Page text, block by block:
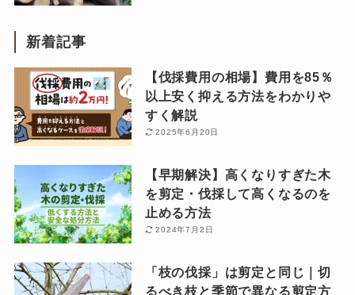
新着記事
【伐採費用の相場】費用を85％
以上安く抑える方法をわかりや
すく解説
2025年6月20日
【早期解決】高くなりすぎた木
を剪定・伐採して高くなるのを
止める方法
2024年7月2日
「枝の伐採」は剪定と同じ｜切
るべき枝と季節で異なる剪定方